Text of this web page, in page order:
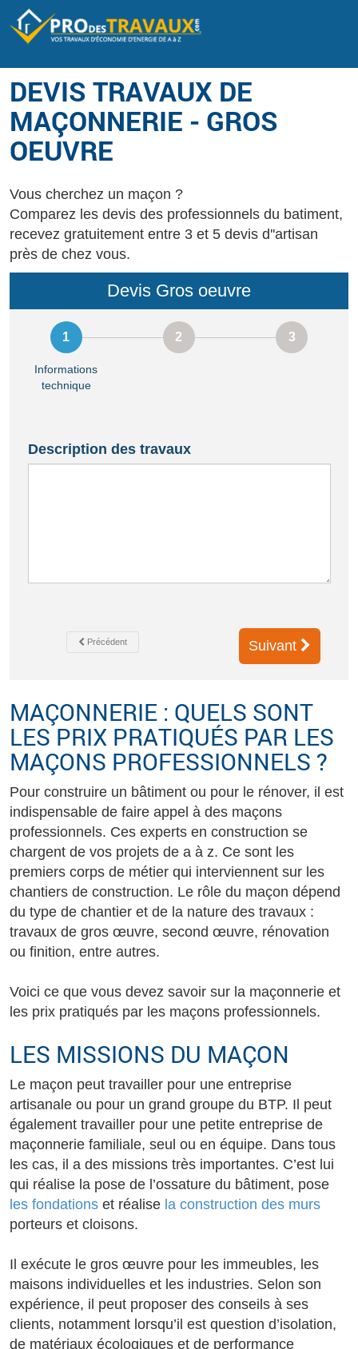
DEVIS TRAVAUX DE
MAÇONNERIE - GROS
OEUVRE
Vous cherchez un maçon ?
Comparez les devis des professionnels du batiment,
recevez gratuitement entre 3 et 5 devis d''artisan
près de chez vous.
Devis Gros oeuvre
Informations
technique
Description des travaux
Précédent Suivant
MAÇONNERIE : QUELS SONT
LES PRIX PRATIQUÉS PAR LES
MAÇONS PROFESSIONNELS ?
Pour construire un bâtiment ou pour le rénover, il est
indispensable de faire appel à des maçons
professionnels. Ces experts en construction se
chargent de vos projets de a à z. Ce sont les
premiers corps de métier qui interviennent sur les
chantiers de construction. Le rôle du maçon dépend
du type de chantier et de la nature des travaux :
travaux de gros œuvre, second œuvre, rénovation
ou finition, entre autres.
Voici ce que vous devez savoir sur la maçonnerie et
les prix pratiqués par les maçons professionnels.
LES MISSIONS DU MAÇON
Le maçon peut travailler pour une entreprise
artisanale ou pour un grand groupe du BTP. Il peut
également travailler pour une petite entreprise de
maçonnerie familiale, seul ou en équipe. Dans tous
les cas, il a des missions très importantes. C’est lui
qui réalise la pose de l’ossature du bâtiment, pose
les fondations et réalise la construction des murs
porteurs et cloisons.
Il exécute le gros œuvre pour les immeubles, les
maisons individuelles et les industries. Selon son
expérience, il peut proposer des conseils à ses
clients, notamment lorsqu’il est question d’isolation,
de matériaux écologiques et de performance